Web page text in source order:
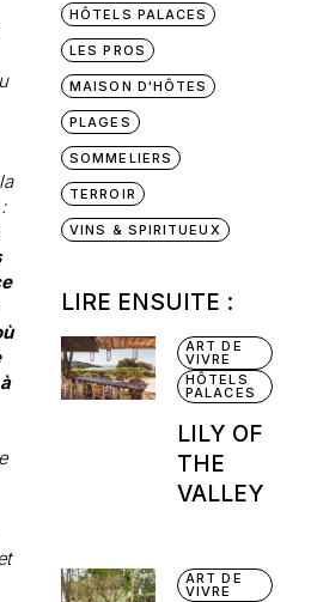
HÔTELS PALACES
LES PROS
MAISON D'HÔTES
PLAGES
SOMMELIERS
TERROIR
VINS & SPIRITUEUX
LIRE ENSUITE :
ART DE
VIVRE
HÔTELS
PALACES
LILY OF
THE
VALLEY
ART DE
VIVRE